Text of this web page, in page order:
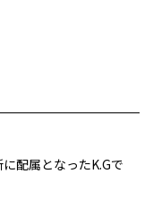
配属となったK.Gで